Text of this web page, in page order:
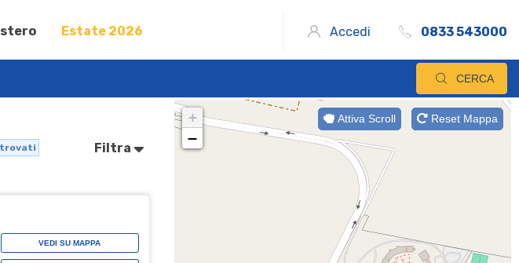
Estate 2026 Accedi 0833 543000
CERCA
Filtra
VEDI SU MAPPA
Attiva Scroll Reset Mappa
+
−